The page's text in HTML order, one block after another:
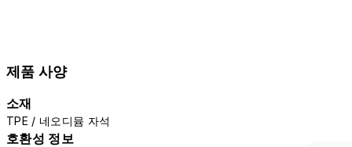
제품 사양
소재
TPE / 네오디뮴 자석
호환성 정보